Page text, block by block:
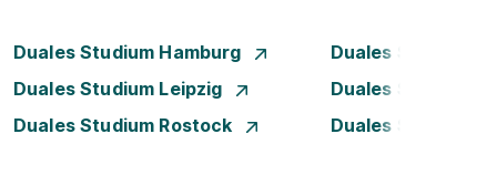
Duales Studium Hamburg
Duales Studium
Duales Studium Leipzig
Duales Studium
Duales Studium Rostock
Duales Studium